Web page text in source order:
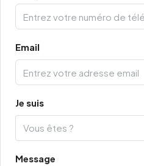
Email
Je suis
Vous êtes ?
Message